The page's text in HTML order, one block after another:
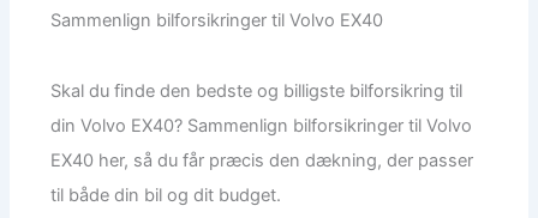
Sammenlign bilforsikringer til Volvo EX40
Skal du finde den bedste og billigste bilforsikring til
din Volvo EX40? Sammenlign bilforsikringer til Volvo
EX40 her, så du får præcis den dækning, der passer
til både din bil og dit budget.